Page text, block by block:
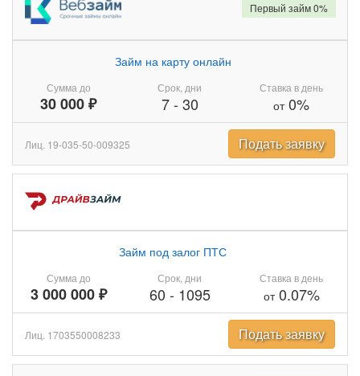
Сумма до
30 000 ₽
Займ на карту онлайн
Срок, дни
7- 30
Ставка в день
от0%
Первый займ 0%
Лиц. 19-035-50-009325 Подать заявку
Сумма до
3 000 000 ₽
Займ под залог ПТС
Срок, дни
60 - 1095
Ставка в день
от0.07%
Лиц. 1703550008233 Подать заявку